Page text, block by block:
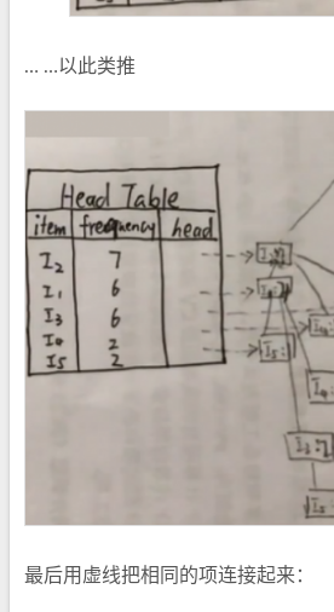
… …以此类推
最后用虚线把相同的项连接起来：